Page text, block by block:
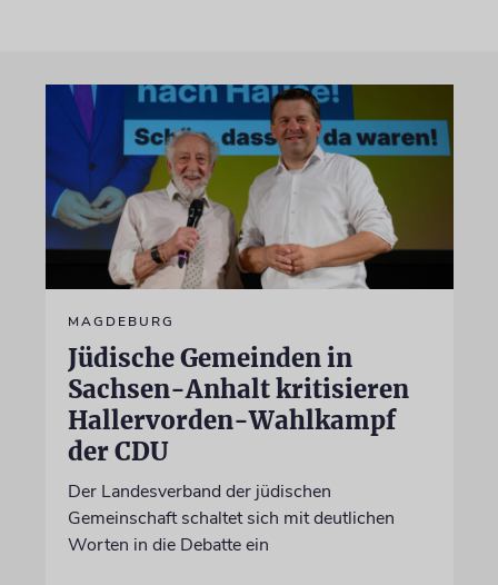
MAGDEBURG
Jüdische Gemeinden in
Sachsen-Anhalt kritisieren
Hallervorden-Wahlkampf
der CDU
Der Landesverband der jüdischen
Gemeinschaft schaltet sich mit deutlichen
Worten in die Debatte ein